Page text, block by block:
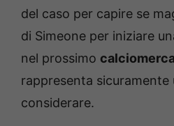
del caso per capire se
di Simeone per iniziare
nel prossimo
rappresenta sicuramente
considerare.